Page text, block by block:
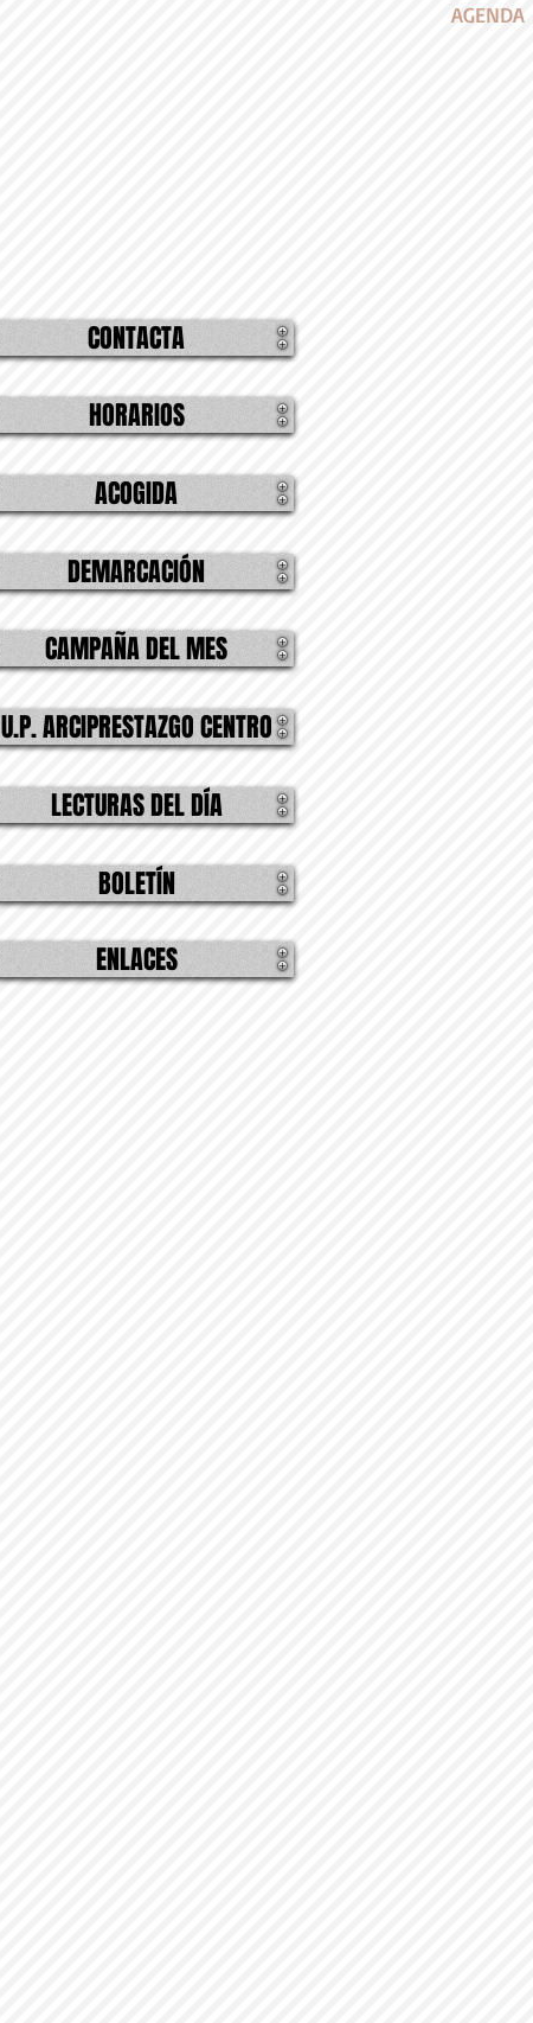
ACOGIDA
CAMPAÑA DEL MES
U.P. ARCIPRESTAZGO CENTRO
ENLACES
BOLETÍN
CONTACTA
HORARIOS
DEMARCACIÓN
LECTURAS DEL DÍA
AGENDA